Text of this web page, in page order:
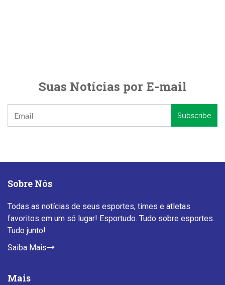
Suas Notícias por E-mail
Sobre Nós
Todas as notícias de seus esportes, times e atletas
favoritos em um só lugar! Esportudo. Tudo sobre esportes.
Tudo junto!
Saiba Mais
Mais